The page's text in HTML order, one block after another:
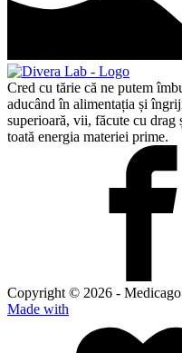
Cred cu tărie că ne putem
aducând în alimentația și
superioară, vii, făcute cu drag
toată energia materiei prime.
Copyright © 2026 -
Made with